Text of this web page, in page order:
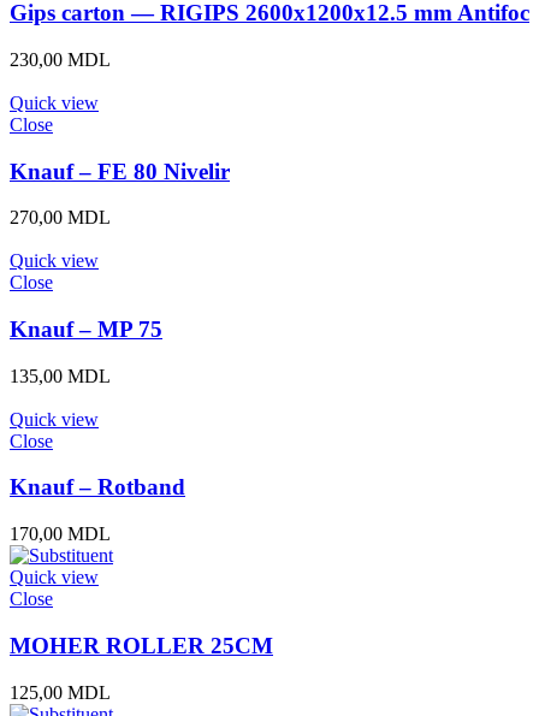
Gips carton — RIGIPS 2600x1200x12.5 mm Antifoc
230,00 MDL
Quick view
Close
Knauf – FE 80 Nivelir
270,00 MDL
Quick view
Close
Knauf – MP 75
135,00 MDL
Quick view
Close
Knauf – Rotband
170,00 MDL
Quick view
Close
MOHER ROLLER 25CM
125,00 MDL